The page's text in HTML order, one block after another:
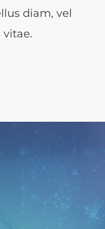
diam, vel
vitae.